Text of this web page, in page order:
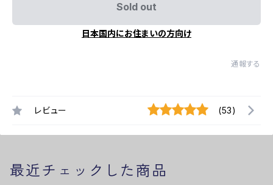
Sold out
日本国内にお住まいの方向け
通報する
レビュー (53)
最近チェックした商品